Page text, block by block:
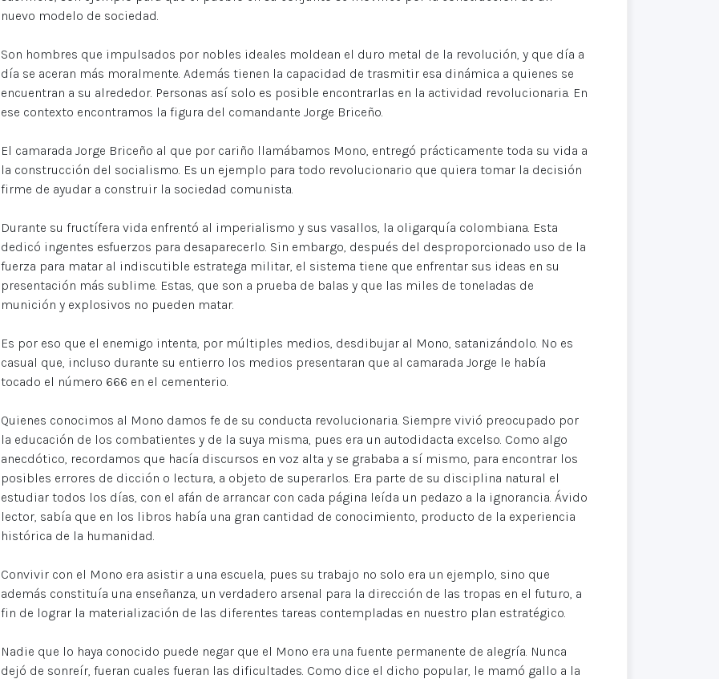
nuevo modelo de sociedad.
Son hombres que impulsados por nobles ideales moldean el duro metal de la revolución, y que día a
día se aceran más moralmente. Además tienen la capacidad de trasmitir esa dinámica a quienes se
encuentran a su alrededor. Personas así solo es posible encontrarlas en la actividad revolucionaria. En
ese contexto encontramos la figura del comandante Jorge Briceño.
El camarada Jorge Briceño al que por cariño llamábamos Mono, entregó prácticamente toda su vida a
la construcción del socialismo. Es un ejemplo para todo revolucionario que quiera tomar la decisión
firme de ayudar a construir la sociedad comunista.
Durante su fructífera vida enfrentó al imperialismo y sus vasallos, la oligarquía colombiana. Esta
dedicó ingentes esfuerzos para desaparecerlo. Sin embargo, después del desproporcionado uso de la
fuerza para matar al indiscutible estratega militar, el sistema tiene que enfrentar sus ideas en su
presentación más sublime. Estas, que son a prueba de balas y que las miles de toneladas de
munición y explosivos no pueden matar.
Es por eso que el enemigo intenta, por múltiples medios, desdibujar al Mono, satanizándolo. No es
casual que, incluso durante su entierro los medios presentaran que al camarada Jorge le había
tocado el número 666 en el cementerio.
Quienes conocimos al Mono damos fe de su conducta revolucionaria. Siempre vivió preocupado por
la educación de los combatientes y de la suya misma, pues era un autodidacta excelso. Como algo
anecdótico, recordamos que hacía discursos en voz alta y se grababa a sí mismo, para encontrar los
posibles errores de dicción o lectura, a objeto de superarlos. Era parte de su disciplina natural el
estudiar todos los días, con el afán de arrancar con cada página leída un pedazo a la ignorancia. Ávido
lector, sabía que en los libros había una gran cantidad de conocimiento, producto de la experiencia
histórica de la humanidad.
Convivir con el Mono era asistir a una escuela, pues su trabajo no solo era un ejemplo, sino que
además constituía una enseñanza, un verdadero arsenal para la dirección de las tropas en el futuro, a
fin de lograr la materialización de las diferentes tareas contempladas en nuestro plan estratégico.
Nadie que lo haya conocido puede negar que el Mono era una fuente permanente de alegría. Nunca
dejó de sonreír, fueran cuales fueran las dificultades. Como dice el dicho popular, le mamó gallo a la